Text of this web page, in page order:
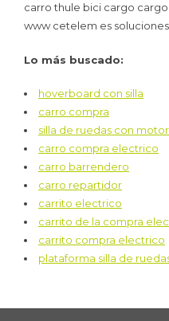
carro thule bici cargo
www cetelem es
Lo más buscado:
hoverboard con silla
carro compra
silla de ruedas con motor
carro compra electrico
carro barrendero
carro repartidor
carrito electrico
carrito de la compra
carrito compra electrico
plataforma silla de